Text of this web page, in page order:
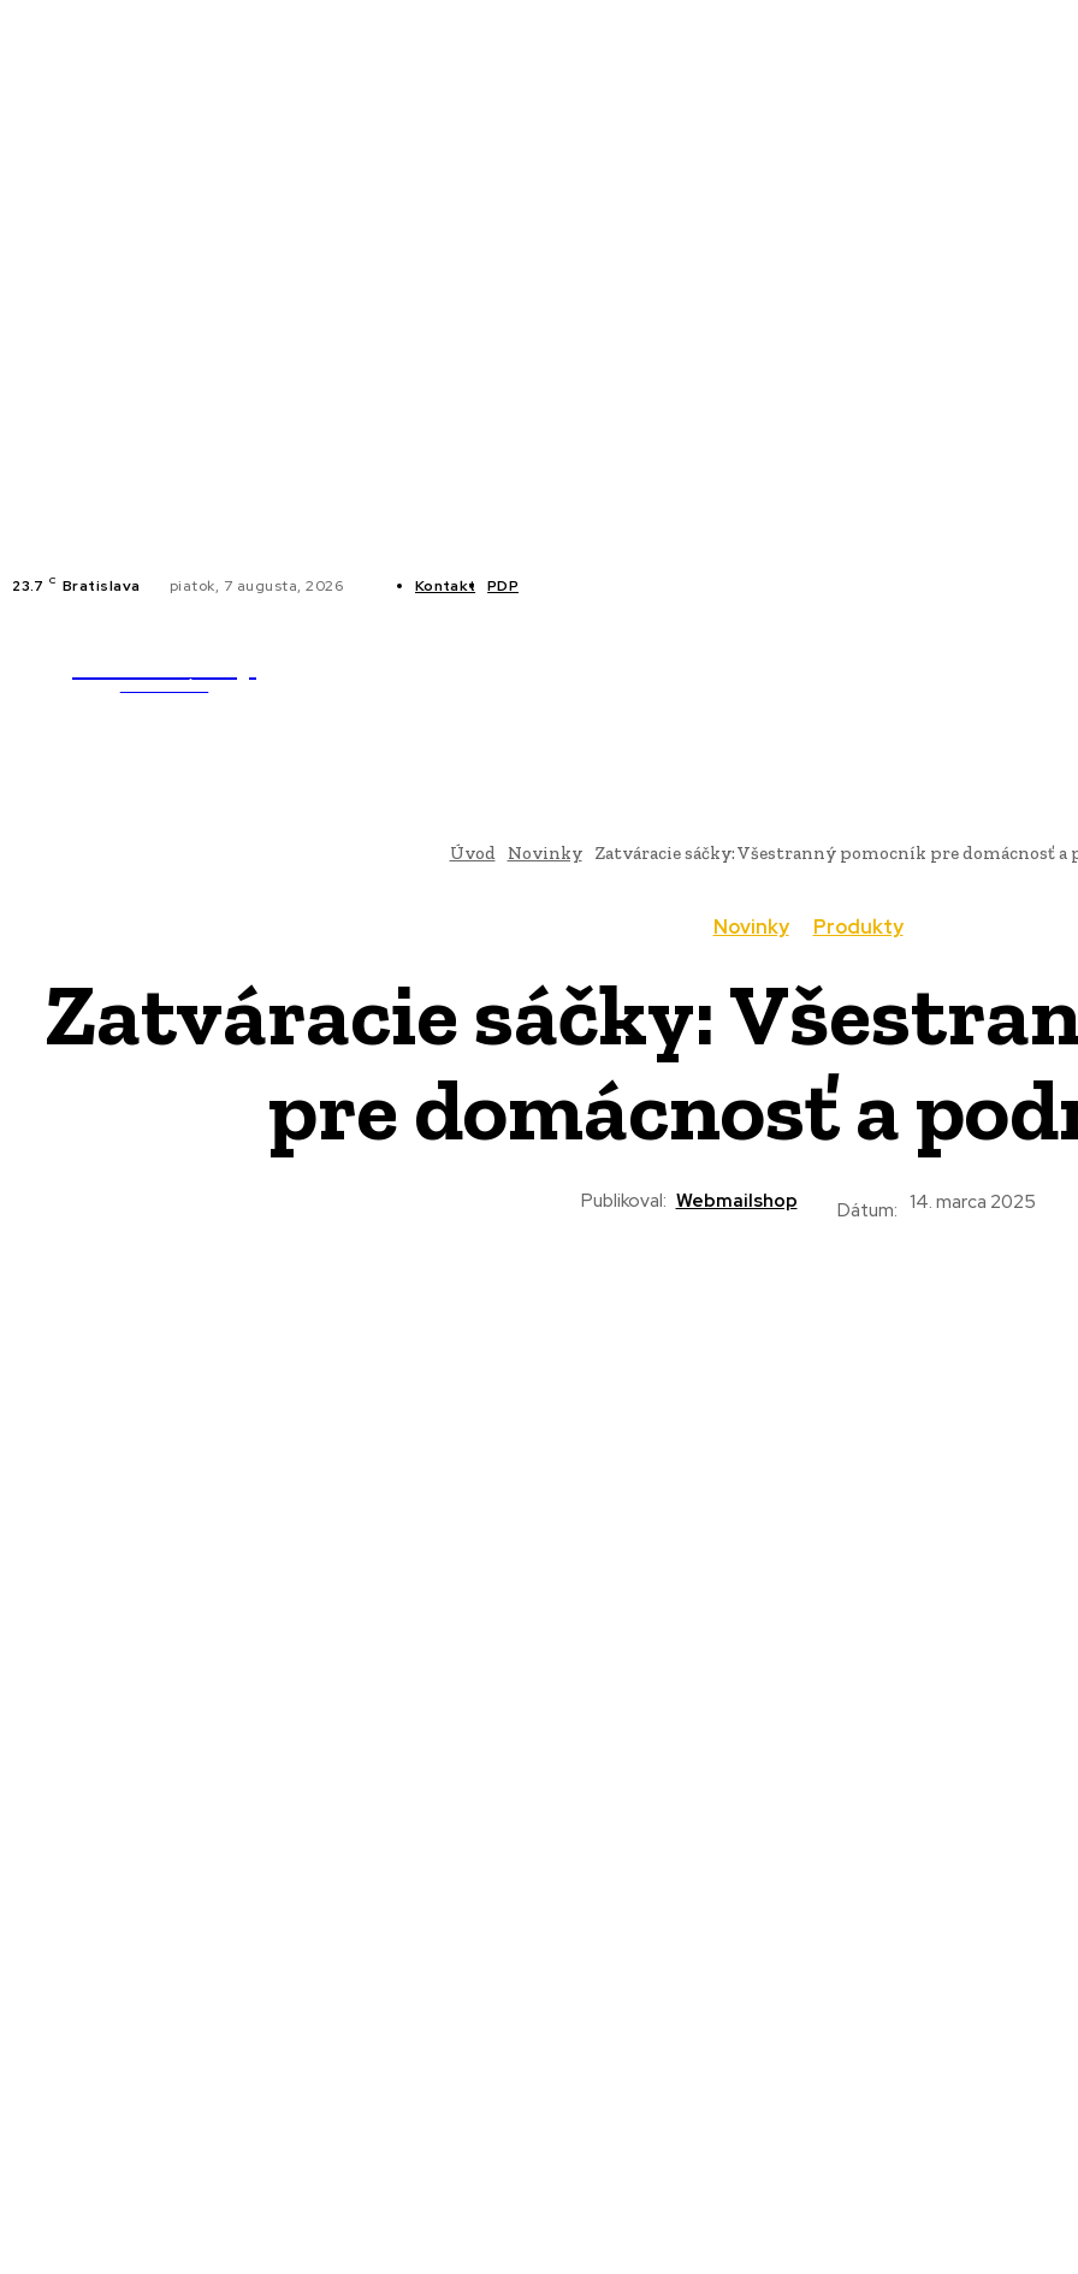
23.7 C Bratislava piatok, 7 augusta, 2026 Kontakt PDP
Úvod Novinky Zatváracie sáčky: Všestranný pomocník pre domácnosť a
Novinky Produkty
Zatváracie sáčky:
pre domácnosť a
Publikoval: Webmailshop Dátum: 14. marca 2025